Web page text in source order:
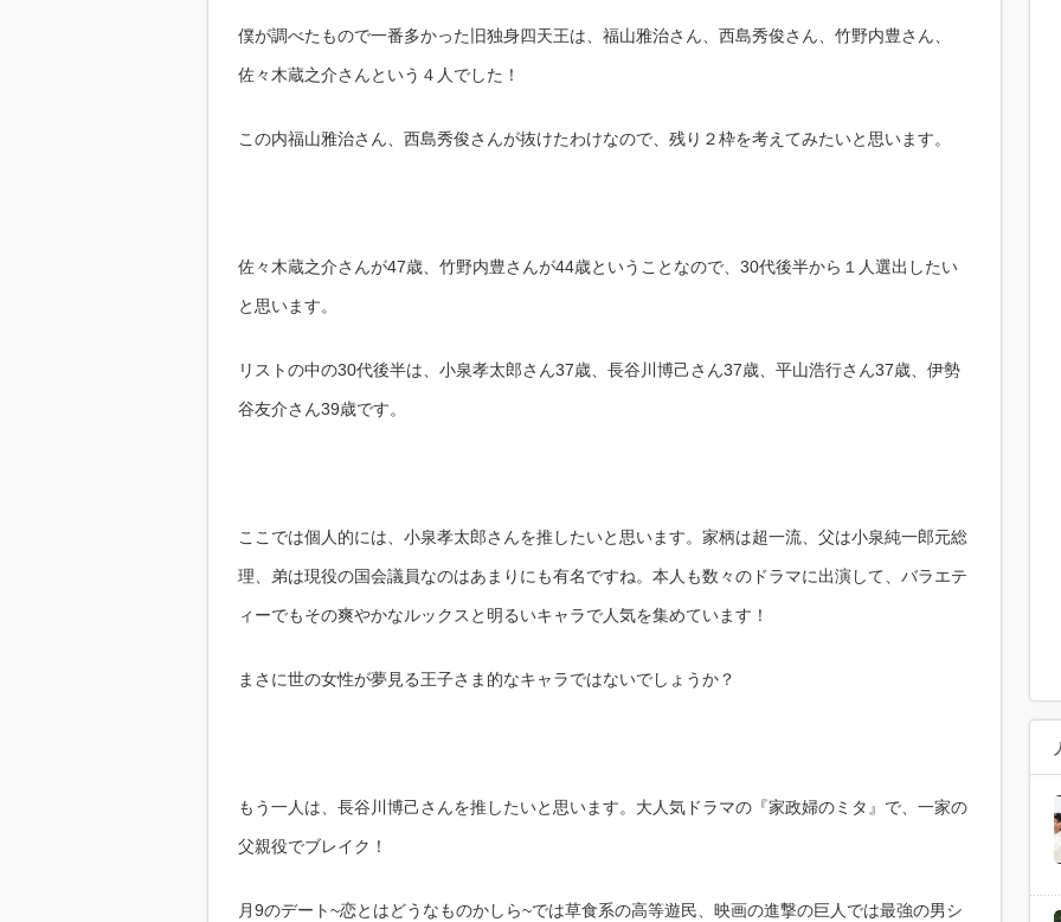
僕が調べたもので一番多かった旧独身四天王は、福山雅治さん、西島秀俊さん、竹野内豊さん、
佐々木蔵之介さんという４人でした！
この内福山雅治さん、西島秀俊さんが抜けたわけなので、残り２枠を考えてみたいと思います。
佐々木蔵之介さんが47歳、竹野内豊さんが44歳ということなので、30代後半から１人選出したい
と思います。
リストの中の30代後半は、小泉孝太郎さん37歳、長谷川博己さん37歳、平山浩行さん37歳、伊勢
谷友介さん39歳です。
ここでは個人的には、小泉孝太郎さんを推したいと思います。家柄は超一流、父は小泉純一郎元総
理、弟は現役の国会議員なのはあまりにも有名ですね。本人も数々のドラマに出演して、バラエテ
ィーでもその爽やかなルックスと明るいキャラで人気を集めています！
まさに世の女性が夢見る王子さま的なキャラではないでしょうか？
もう一人は、長谷川博己さんを推したいと思います。大人気ドラマの『家政婦のミタ』で、一家の
父親役でブレイク！
月9のデート~恋とはどうなものかしら~では草食系の高等遊民、映画の進撃の巨人では最強の男シ